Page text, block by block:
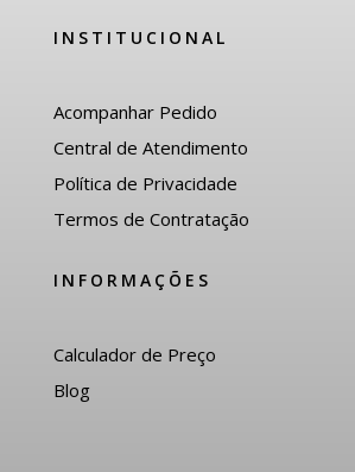
INSTITUCIONAL
Acompanhar Pedido
Central de Atendimento
Política de Privacidade
Termos de Contratação
INFORMAÇÕES
Calculador de Preço
Blog